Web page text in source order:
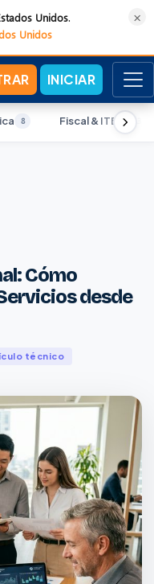
Unidos.
Unidos
×
INICIAR
8 Fiscal & ITBIS 13
Cómo
desde
técnico